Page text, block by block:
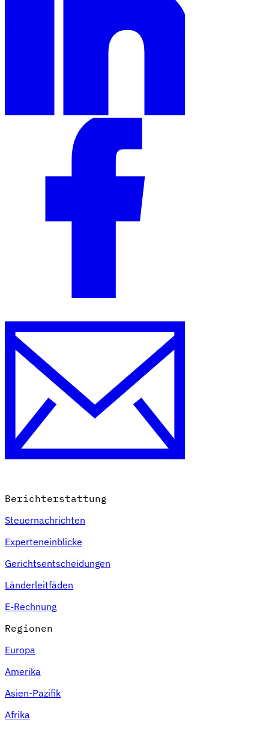
Berichterstattung
Steuernachrichten
Experteneinblicke
Gerichtsentscheidungen
Länderleitfäden
E-Rechnung
Regionen
Europa
Amerika
Asien-Pazifik
Afrika